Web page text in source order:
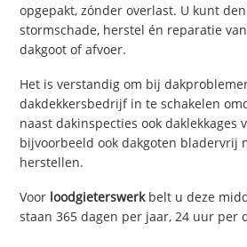
opgepakt, zónder overlast. U kunt
stormschade, herstel én reparatie
dakgoot of afvoer.
Het is verstandig om bij
dakdekkersbedrijf in te schakelen
naast dakinspecties ook daklekkages
bijvoorbeeld ook dakgoten bladervrij
herstellen.
Voor loodgieterswerkbelt u deze
staan 365 dagen per jaar, 24 uur per